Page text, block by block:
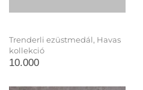
Trenderli ezüstmedál, Havas
kollekció
10.000